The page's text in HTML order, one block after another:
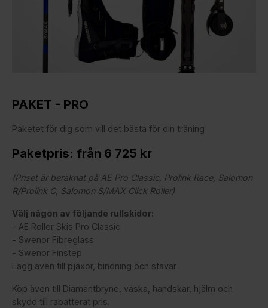
PAKET - PRO
Paketet för dig som vill det bästa för din träning
Paketpris: från 6 725 kr
(Priset är beräknat på AE Pro Classic, Prolink Race, Salomon
R/Prolink C, Salomon S/MAX Click Roller)
Välj någon av följande rullskidor:
- AE Roller Skis Pro Classic
- Swenor Fibreglass
- Swenor Finstep
Lägg även till pjäxor, bindning och stavar
Köp även till Diamantbryne, väska, handskar, hjälm och
skydd till rabatterat pris.